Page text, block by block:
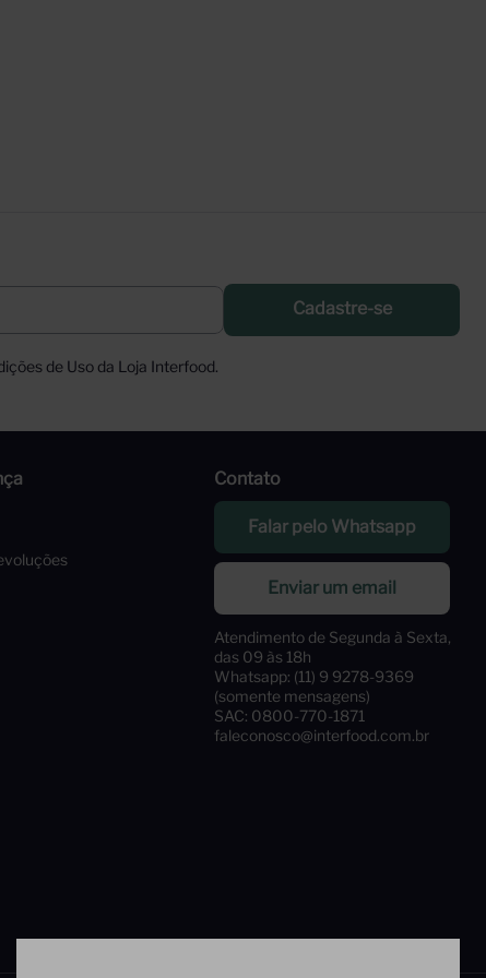
Cadastre-se
de Uso da Loja Interfood.
Contato
Falar pelo Whatsapp
Enviar um email
Atendimento de Segunda à Sexta,
das 09 às 18h
Whatsapp: (11) 9 9278-9369
(somente mensagens)
SAC: 0800-770-1871
faleconosco@interfood.com.br